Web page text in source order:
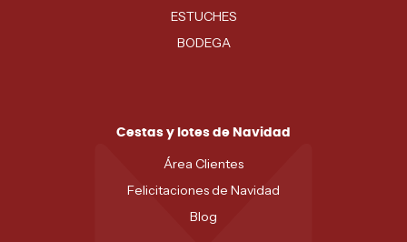
ESTUCHES
BODEGA
Cestas y lotes de Navidad
Área Clientes
Felicitaciones de Navidad
Blog